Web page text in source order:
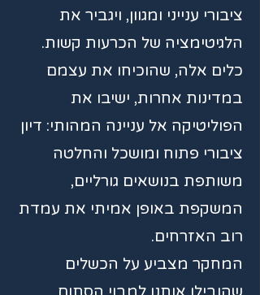
ציבורי ענייני ומגוון, ויגביר את
הלגיטימציה של הכרעות קשות.
כלים אלה, שהוכיחו את עצמם
במדינות אחרות, ישיבו את
הפוליטיקה אל עניינה המהותי: דיון
ציבורי פתוח ומושכל והחלטה
משותפת בנושאים גורליים,
המשקפת באופן אמיתי את עמדת
רוב האזרחים.
המחקר מצביע על הכשלים